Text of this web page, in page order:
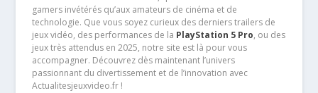
gamers invétérés qu’aux amateurs de cinéma et de
technologie. Que vous soyez curieux des derniers trailers de
jeux vidéo, des performances de la PlayStation 5 Pro, ou des
jeux très attendus en 2025, notre site est là pour vous
accompagner. Découvrez dès maintenant l’univers
passionnant du divertissement et de l’innovation avec
Actualitesjeuxvideo.fr !